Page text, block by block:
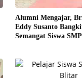
Alumni Mengajar,
Eddy Susanto
Semangat Siswa